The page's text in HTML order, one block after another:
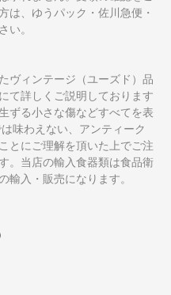
は、ゆうパック・佐川急便・
い。
ヴィンテージ（ユーズド）品
て詳しくご説明しております
ずる小さな傷などすべてを表
味わえない、アンティーク
とにご理解を頂いた上でご注
。当店の輸入食器類は食品衛
輸入・販売になります。